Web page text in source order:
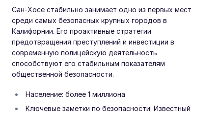
Сан-Хосе стабильно занимает одно из первых мест
среди самых безопасных крупных городов в
Калифорнии. Его проактивные стратегии
предотвращения преступлений и инвестиции в
современную полицейскую деятельность
способствуют его стабильным показателям
общественной безопасности.
Население: более 1 миллиона
Ключевые заметки по безопасности: Известный